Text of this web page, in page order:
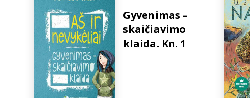
Gyvenimas –
skaičiavimo
klaida. Kn. 1